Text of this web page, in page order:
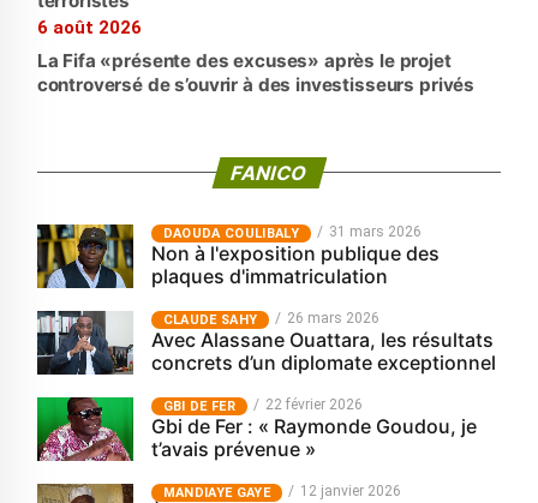
6 août 2026
La Fifa «présente des excuses» après le projet
controversé de s’ouvrir à des investisseurs privés
FANICO
‎DAOUDA COULIBALY 31 mars 2026
Non à l'exposition publique des
plaques d'immatriculation
CLAUDE SAHY 26 mars 2026
Avec Alassane Ouattara, les résultats
concrets d’un diplomate exceptionnel
GBI DE FER 22 février 2026
Gbi de Fer : « Raymonde Goudou, je
t’avais prévenue »
MANDIAYE GAYE 12 janvier 2026